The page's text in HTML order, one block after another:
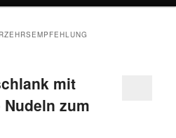
mit
Nudeln zum